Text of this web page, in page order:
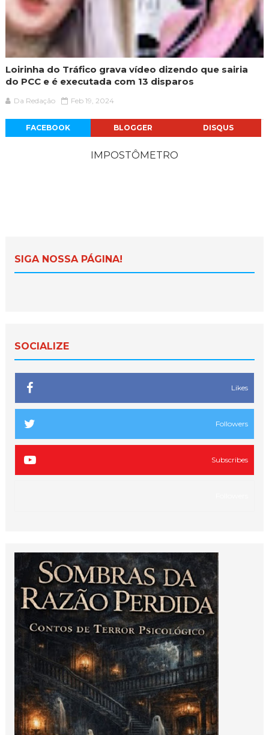
Loirinha do Tráfico grava vídeo dizendo que sairia
do PCC e é executada com 13 disparos
Da Redação Feb 19, 2024
FACEBOOK BLOGGER DISQUS
IMPOSTÔMETRO
SIGA NOSSA PÁGINA!
SOCIALIZE
Likes
Followers
Subscribes